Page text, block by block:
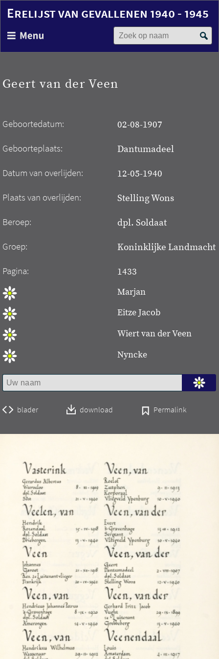
en
gaan
Erelijst van gevallenen 1940 - 1945
Zoek op naam
Geert van der Veen
Geboortedatum: 02-08-1907
Geboorteplaats: Dantumadeel
Datum van overlijden: 12-05-1940
Plaats van overlijden: Stelling Wons
Beroep: dpl. Soldaat
Groep: Koninklijke Landmacht
Pagina: 1433
Marjan
Eitze Jacob
Wiert van der Veen
Nyncke
blader download Permalink